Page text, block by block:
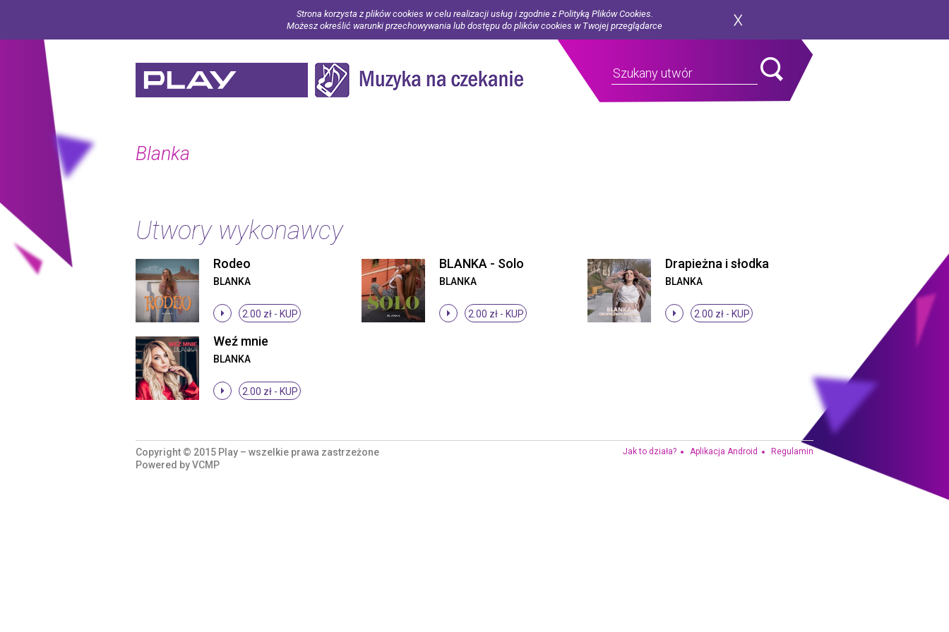
Strona korzysta z plików cookies w celu realizacji usług i zgodnie z Polityką Plików Cookies.
Możesz określić warunki przechowywania lub dostępu do plików cookies w Twojej przeglądarce
Blanka
Utwory wykonawcy
Rodeo
BLANKA
2.00 zł - KUP
BLANKA - Solo
BLANKA
2.00 zł - KUP
Drapieżna i słodka
BLANKA
2.00 zł - KUP
Weź mnie
BLANKA
2.00 zł - KUP
Copyright © 2015 Play – wszelkie prawa zastrzeżone
Powered byVCMP
Jak to działa? Aplikacja Android Regulamin